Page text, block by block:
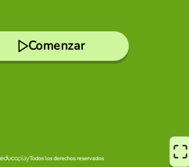
Comenzar
Todos los derechos reservados